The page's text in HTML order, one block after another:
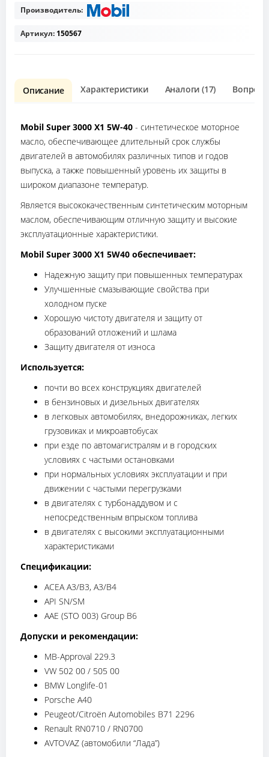
Производитель:
Артикул: 150567
Описание Характеристики Аналоги (17) Вопрос
Mobil Super 3000 X1 5W-40 - синтетическое моторное
масло, обеспечивающее длительный срок службы
двигателей в автомобилях различных типов и годов
выпуска, а также повышенный уровень их защиты в
широком диапазоне температур.
Является высококачественным синтетическим моторным
маслом, обеспечивающим отличную защиту и высокие
эксплуатационные характеристики.
Mobil Super 3000 X1 5W40 обеспечивает:
Надежную защиту при повышенных температурах
Улучшенные смазывающие свойства при
холодном пуске
Хорошую чистоту двигателя и защиту от
образований отложений и шлама
Защиту двигателя от износа
Используется:
почти во всех конструкциях двигателей
в бензиновых и дизельных двигателях
в легковых автомобилях, внедорожниках, легких
грузовиках и микроавтобусах
при езде по автомагистралям и в городских
условиях с частыми остановками
при нормальных условиях эксплуатации и при
движении с частыми перегрузками
в двигателях с турбонаддувом и с
непосредственным впрыском топлива
в двигателях с высокими эксплуатационными
характеристиками
Спецификации:
ACEA A3/B3, A3/B4
API SN/SM
AAE (STO 003) Group B6
Допуски и рекомендации:
MB-Approval 229.3
VW 502 00 / 505 00
BMW Longlife-01
Porsche A40
Peugeot/Citroën Automobiles B71 2296
Renault RN0710 / RN0700
AVTOVAZ (автомобили “Лада”)